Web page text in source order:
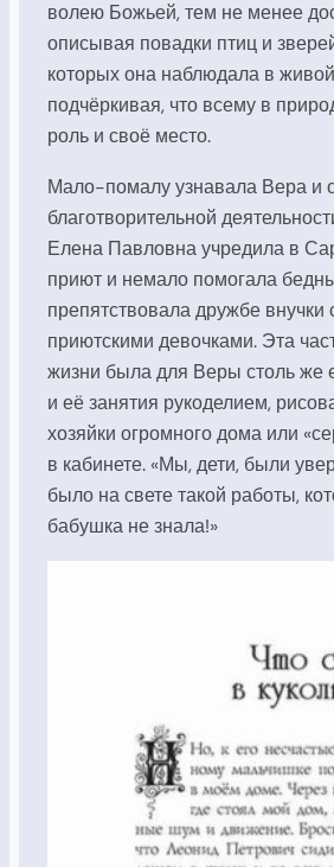
волею Божьей, тем не менее
описывая повадки птиц и
которых она наблюдала в
подчёркивая, что всему в
роль и своё место.
Мало-помалу узнавала Вера и
благотворительной
Елена Павловна учредила в
приют и немало помогала
препятствовала дружбе внучки
приютскими девочками. Эта
жизни была для Веры столь же
и её занятия рукоделием,
хозяйки огромного дома или
в кабинете. «Мы, дети, были
было на свете такой работы,
бабушка не знала!»